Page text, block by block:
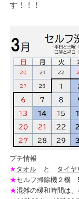
す！！！
プチ情報
★タオル と タイヤ
★セルフ掃除機２機
★混雑の緩和時間は、